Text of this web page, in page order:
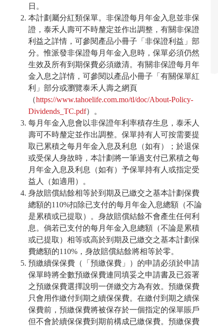
日。
本計劃屬分紅類保單。非保證每月年金入息並非保
證，泰禾人壽可不時釐定並作出調整，有關非保證
利益之詳情，可參閱產品小冊子「非保證利益」部
分。惟派發非保證每月年金入息時，保單必須仍然
生效及所有到期保費必須繳清。有關非保證每月年
金入息之詳情，可參閱以產品小冊子「有關保單紅
利」部分或瀏覽泰禾人壽之網頁
（https://www.tahoelife.com.mo/tl/doc/About-Policy-
Dividends_TC.pdf）。
每月年金入息會以非保證年利率積存生息，泰禾人
壽可不時釐定並作出調整。保單持有人可按需要提
取已累積之每月年金入息及利息（如有）；於退保
或受保人身故時，本計劃將一筆過支付已累積之每
月年金入息及利息（如有）予保單持有人或指定受
益人（如適用）。
身故賠償結餘相等於到期及已繳交之基本計劃保費
總額的110%扣除已支付的每月年金入息總額（不論
是累積或已提取）。身故賠償結餘不會產生任何利
息。倘若已支付的每月年金入息總額（不論是累積
或已提取）相等或高於到期及已繳交之基本計劃保
費總額的110%，身故賠償結餘將相等於零。
預繳續保保費（「預繳保費」）的申請必須於申請
保單時將全數預繳保費連同填妥之申請書及已簽署
之預繳保費選擇說明一併繳交方為有效。預繳保費
只會用作繳付到期之續保保費。在繳付到期之續保
保費前，預繳保費將被保存於一個指定的保單賬戶
但不會於續保保費到期前構成已繳保費。預繳保費